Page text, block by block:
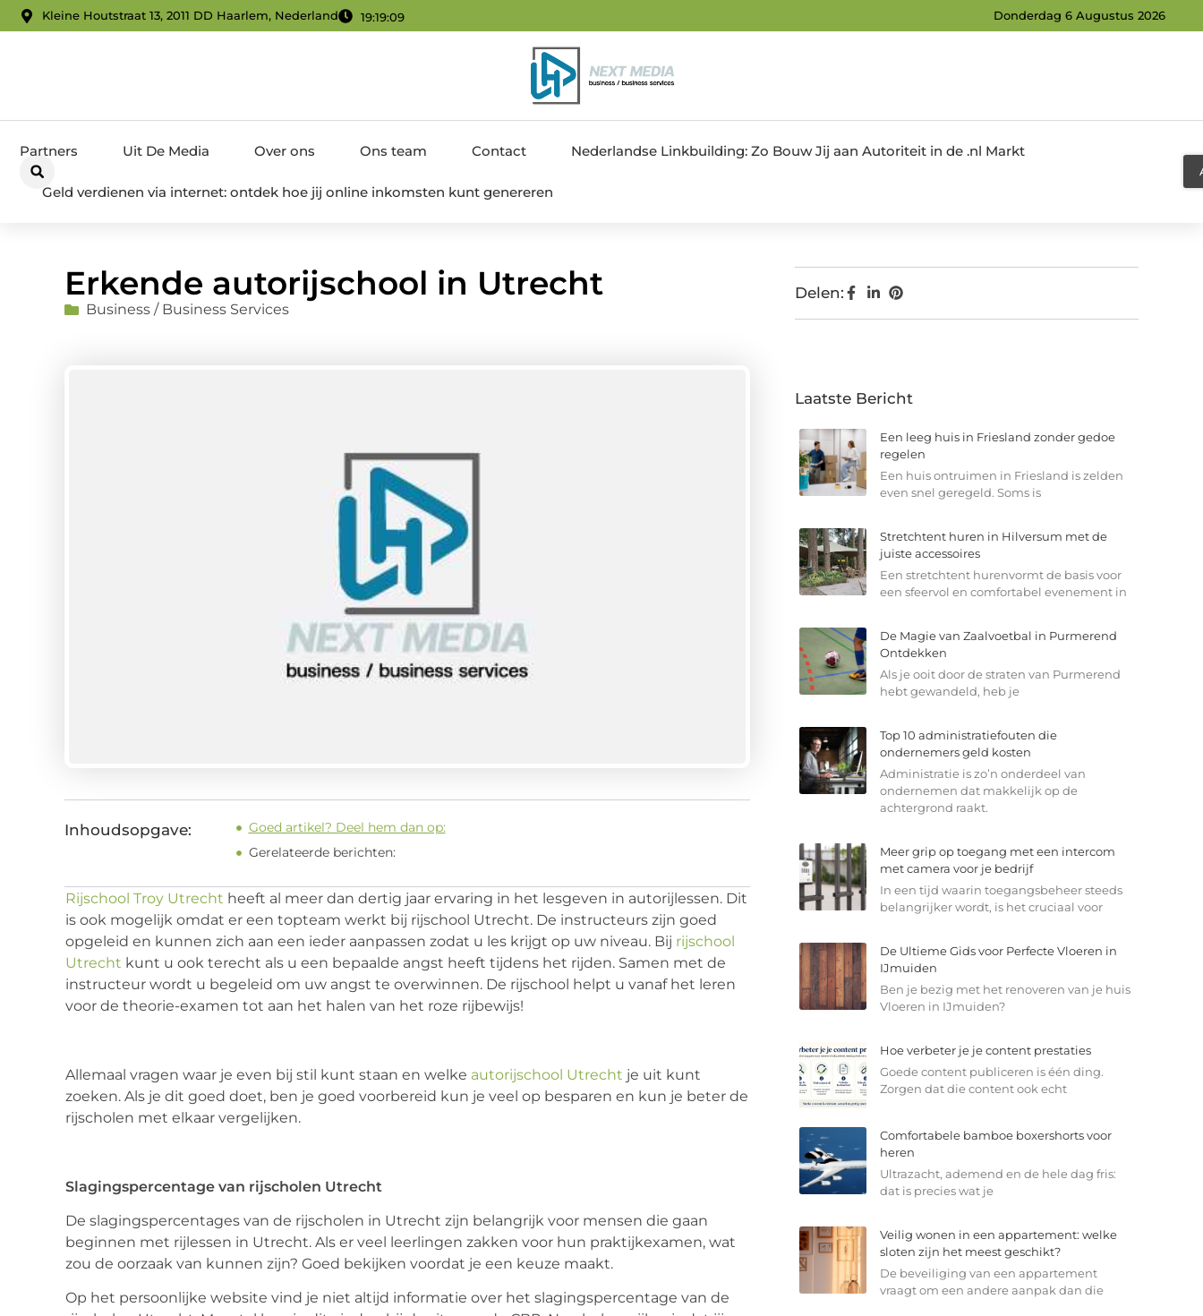
Kleine Houtstraat 13, 2011 DD Haarlem, Nederland 19:19:10 Donderdag 6 Augustus 2026
Partners Uit De Media Over ons Ons team Contact Nederlandse Linkbuilding: Zo Bouw Jij aan Autoriteit in de .nl Markt
Geld verdienen via internet: ontdek hoe jij online inkomsten kunt genereren
Erkende autorijschool in Utrecht
Business / Business Services
Inhoudsopgave:
Goed artikel? Deel hem dan op:
Gerelateerde berichten:
Rijschool Troy Utrecht heeft al meer dan dertig jaar ervaring in het lesgeven in autorijlessen. Dit
is ook mogelijk omdat er een topteam werkt bij rijschool Utrecht. De instructeurs zijn goed
opgeleid en kunnen zich aan een ieder aanpassen zodat u les krijgt op uw niveau. Bij rijschool
Utrecht kunt u ook terecht als u een bepaalde angst heeft tijdens het rijden. Samen met de
instructeur wordt u begeleid om uw angst te overwinnen. De rijschool helpt u vanaf het leren
voor de theorie-examen tot aan het halen van het roze rijbewijs!
Allemaal vragen waar je even bij stil kunt staan en welke autorijschool Utrecht je uit kunt
zoeken. Als je dit goed doet, ben je goed voorbereid kun je veel op besparen en kun je beter de
rijscholen met elkaar vergelijken.
Slagingspercentage van rijscholen Utrecht
De slagingspercentages van de rijscholen in Utrecht zijn belangrijk voor mensen die gaan
beginnen met rijlessen in Utrecht. Als er veel leerlingen zakken voor hun praktijkexamen, wat
zou de oorzaak van kunnen zijn? Goed bekijken voordat je een keuze maakt.
Op het persoonlijke website vind je niet altijd informatie over het slagingspercentage van de
Delen:
Laatste Bericht
Een leeg huis in Friesland zonder gedoe
regelen
Een huis ontruimen in Friesland is zelden
even snel geregeld. Soms is
Stretchtent huren in Hilversum met de
juiste accessoires
Een stretchtent hurenvormt de basis voor
een sfeervol en comfortabel evenement in
De Magie van Zaalvoetbal in Purmerend
Ontdekken
Als je ooit door de straten van Purmerend
hebt gewandeld, heb je
Top 10 administratiefouten die
ondernemers geld kosten
Administratie is zo’n onderdeel van
ondernemen dat makkelijk op de
achtergrond raakt.
Meer grip op toegang met een intercom
met camera voor je bedrijf
In een tijd waarin toegangsbeheer steeds
belangrijker wordt, is het cruciaal voor
De Ultieme Gids voor Perfecte Vloeren in
IJmuiden
Ben je bezig met het renoveren van je huis
Vloeren in IJmuiden?
Hoe verbeter je je content prestaties
Goede content publiceren is één ding.
Zorgen dat die content ook echt
Comfortabele bamboe boxershorts voor
heren
Ultrazacht, ademend en de hele dag fris:
dat is precies wat je
Veilig wonen in een appartement: welke
sloten zijn het meest geschikt?
De beveiliging van een appartement
vraagt om een andere aanpak dan die